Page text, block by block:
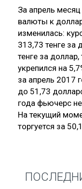
За апрель
валюты к
изменилась:
313,73 тенге за
тенге за
укрепился на
за апрель 2017
до 51,73
года фьючерс
На текущий
торгуется за